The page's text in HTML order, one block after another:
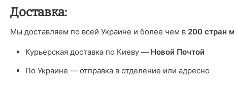
Доставка:
Мы доставляем по всей Украине и более чем в 200 стран
Курьерская доставка по Киеву — Новой Почтой
По Украине — отправка в отделение или адресно